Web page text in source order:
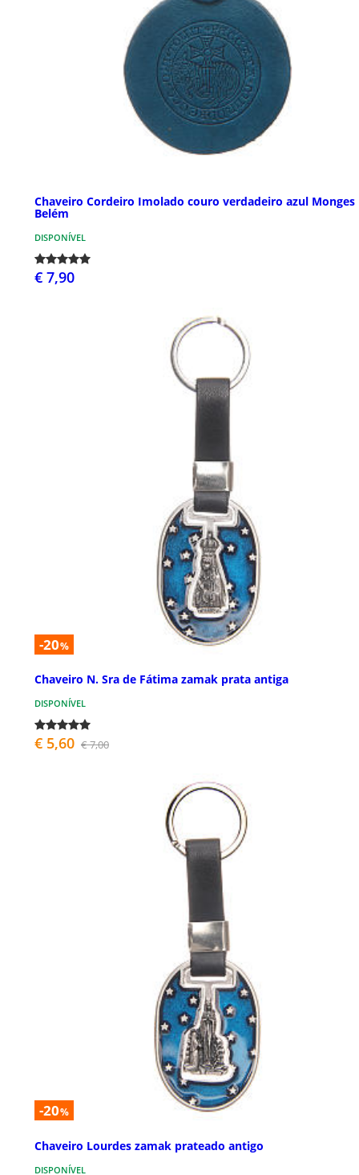
Chaveiro Cordeiro Imolado couro verdadeiro azul Monges
Belém
DISPONÍVEL
€ 7,90
-20%
Chaveiro N. Sra de Fátima zamak prata antiga
DISPONÍVEL
€ 5,60 € 7,00
-20%
Chaveiro Lourdes zamak prateado antigo
DISPONÍVEL